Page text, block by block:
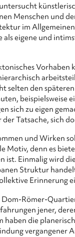
Menschen und
im
als eigene und
Vorhaben
selten den
beispielsweise
sich zu eigen
Tatsache, sich
und Wirken
Motiv, denn es
ist. Einmalig wird
Struktur
Erinnerung
Römer-
jener,
haben die
vergangener